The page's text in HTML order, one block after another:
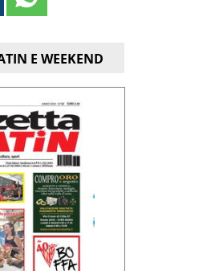
E WEEKEND